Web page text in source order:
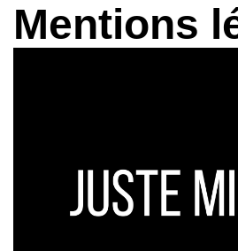
Mentions